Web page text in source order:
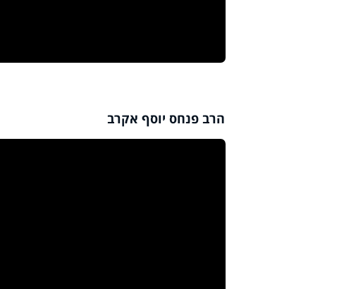
הרב פנחס יוסף אקרב